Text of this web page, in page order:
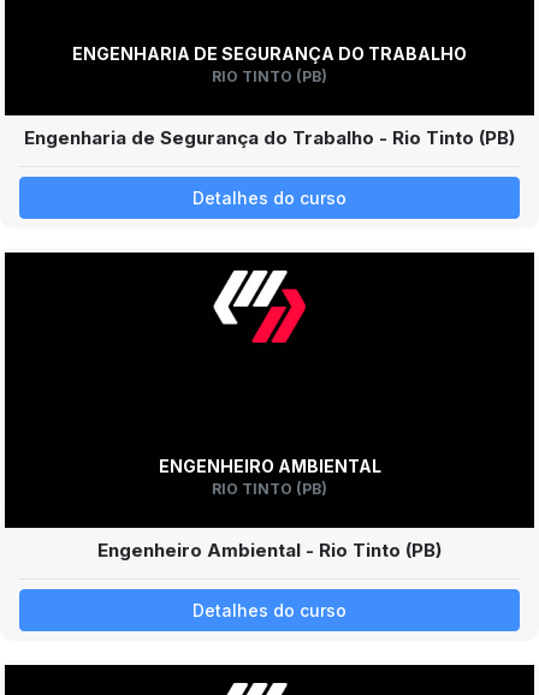
ENGENHARIA DE SEGURANÇA DO TRABALHO
RIO TINTO (PB)
Engenharia de Segurança do Trabalho - Rio Tinto (PB)
Detalhes do curso
ENGENHEIRO AMBIENTAL
RIO TINTO (PB)
Engenheiro Ambiental - Rio Tinto (PB)
Detalhes do curso